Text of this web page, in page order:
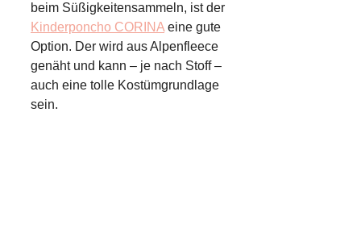
beim Süßigkeitensammeln, ist der
Kinderponcho CORINA eine gute
Option. Der wird aus Alpenfleece
genäht und kann – je nach Stoff –
auch eine tolle Kostümgrundlage
sein.